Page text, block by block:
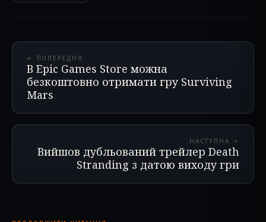
← ПОПЕРЕДНЯ
В Epic Games Store можна
безкоштовно отримати гру Surviving
Mars
НАСТУПНА →
Вийшов дубльований трейлер Death
Stranding з датою виходу гри